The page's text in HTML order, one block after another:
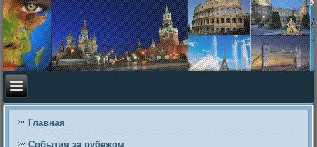
Главная
События за рубежом